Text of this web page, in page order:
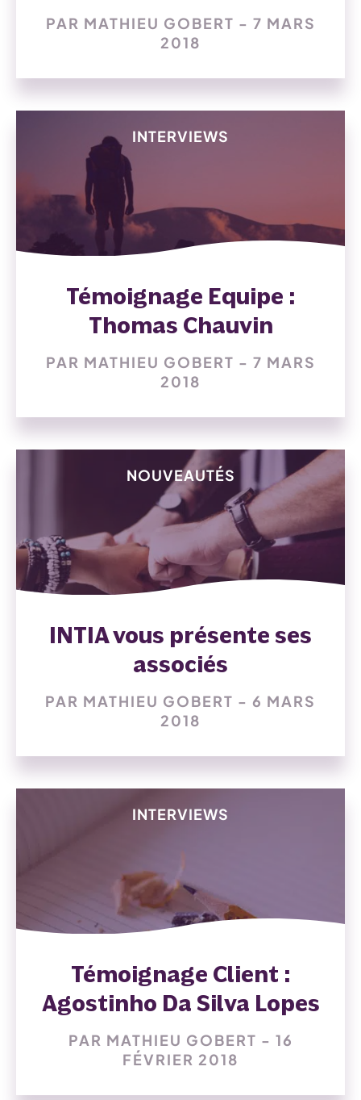
PAR MATHIEU GOBERT - 7 MARS
2018
INTERVIEWS
Témoignage Equipe :
Thomas Chauvin
PAR MATHIEU GOBERT - 7 MARS
2018
NOUVEAUTÉS
INTIA vous présente ses
associés
PAR MATHIEU GOBERT - 6 MARS
2018
INTERVIEWS
Témoignage Client :
Agostinho Da Silva Lopes
PAR MATHIEU GOBERT - 16
FÉVRIER 2018